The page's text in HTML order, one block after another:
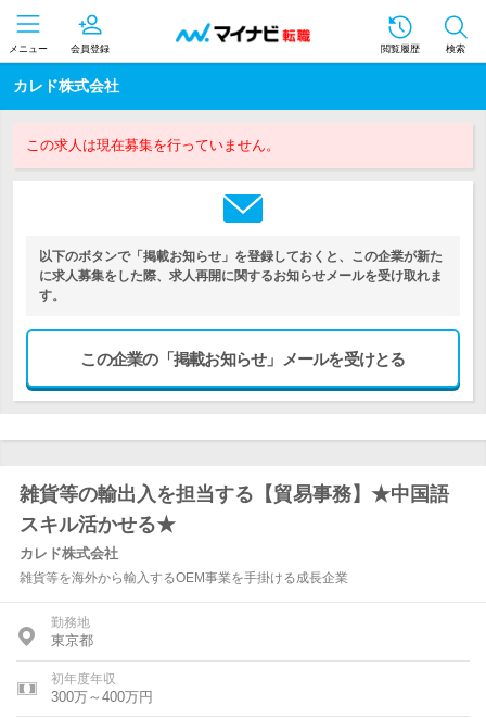
メニュー 会員登録 閲覧履歴 検索
カレド株式会社
この求人は現在募集を行っていません。
以下のボタンで「掲載お知らせ」を登録しておくと、この企業が新た
に求人募集をした際、求人再開に関するお知らせメールを受け取れま
す。
この企業の「掲載お知らせ」メールを受けとる
雑貨等の輸出入を担当する【貿易事務】★中国語
スキル活かせる★
カレド株式会社
雑貨等を海外から輸入するOEM事業を手掛ける成長企業
勤務地
東京都
初年度年収
300万～400万円